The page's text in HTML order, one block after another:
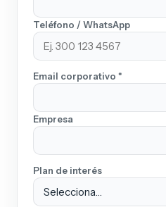
Teléfono / WhatsApp
Email corporativo *
Empresa
Plan de interés